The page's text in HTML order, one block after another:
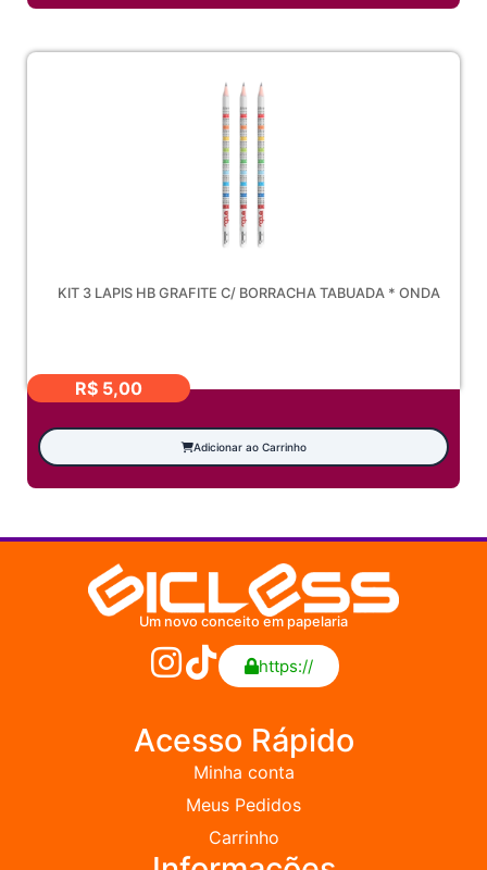
KIT 3 LAPIS HB GRAFITE C/ BORRACHA TABUADA * ONDA
R$ 5,00
Adicionar ao Carrinho
Um novo conceito em papelaria
https://
Acesso Rápido
Minha conta
Meus Pedidos
Carrinho